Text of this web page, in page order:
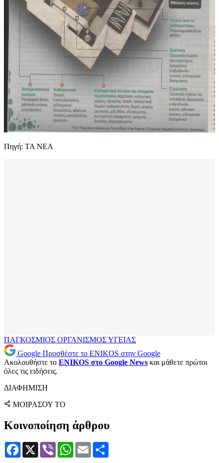
Πηγή: ΤΑ ΝΕΑ
ΠΑΓΚΟΣΜΙΟΣ ΟΡΓΑΝΙΣΜΟΣ ΥΓΕΙΑΣ
Google Προσθέστε το ENIKOS στην Google
Ακολουθήστε το ENIKOS στο Google News και μάθετε πρώτοι
όλες τις ειδήσεις.
ΔΙΑΦΗΜΙΣΗ
ΜΟΙΡΑΣΟΥ ΤΟ
Κοινοποίηση άρθρου
Facebook
X Viber WhatsApp
Email